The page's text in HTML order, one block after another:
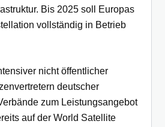
Bis 2025 soll Europas
vollständig in Betrieb
nicht öffentlicher
deutscher
zum Leistungsangebot
auf der World Satellite